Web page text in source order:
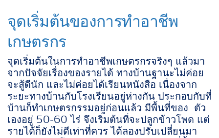
จุดเริ่มต้นของการทำอาชีพ
เกษตรกร
จุดเริ่มต้นในการทำอาชีพเกษตรกรจริงๆ แล้วมา
จากปัจจัยเรื่องของรายได้ ทางบ้านฐานะไม่ค่อย
จะสู้ดีนัก และไม่ค่อยได้เรียนหนังสือ เนื่องจาก
ระยะทางบ้านกับโรงเรียนอยู่ห่างกัน ประกอบกับที่
บ้านก็ทำเกษตรกรรมอยู่ก่อนแล้ว มีพื้นที่ของ ตัว
เองอยู่ 50-60 ไร่ จึงเริ่มต้นที่จะปลูกข้าวโพด แต่
รายได้ก็ยังไม่ดีเท่าที่ควร ได้ลองปรับเปลี่ยนมา